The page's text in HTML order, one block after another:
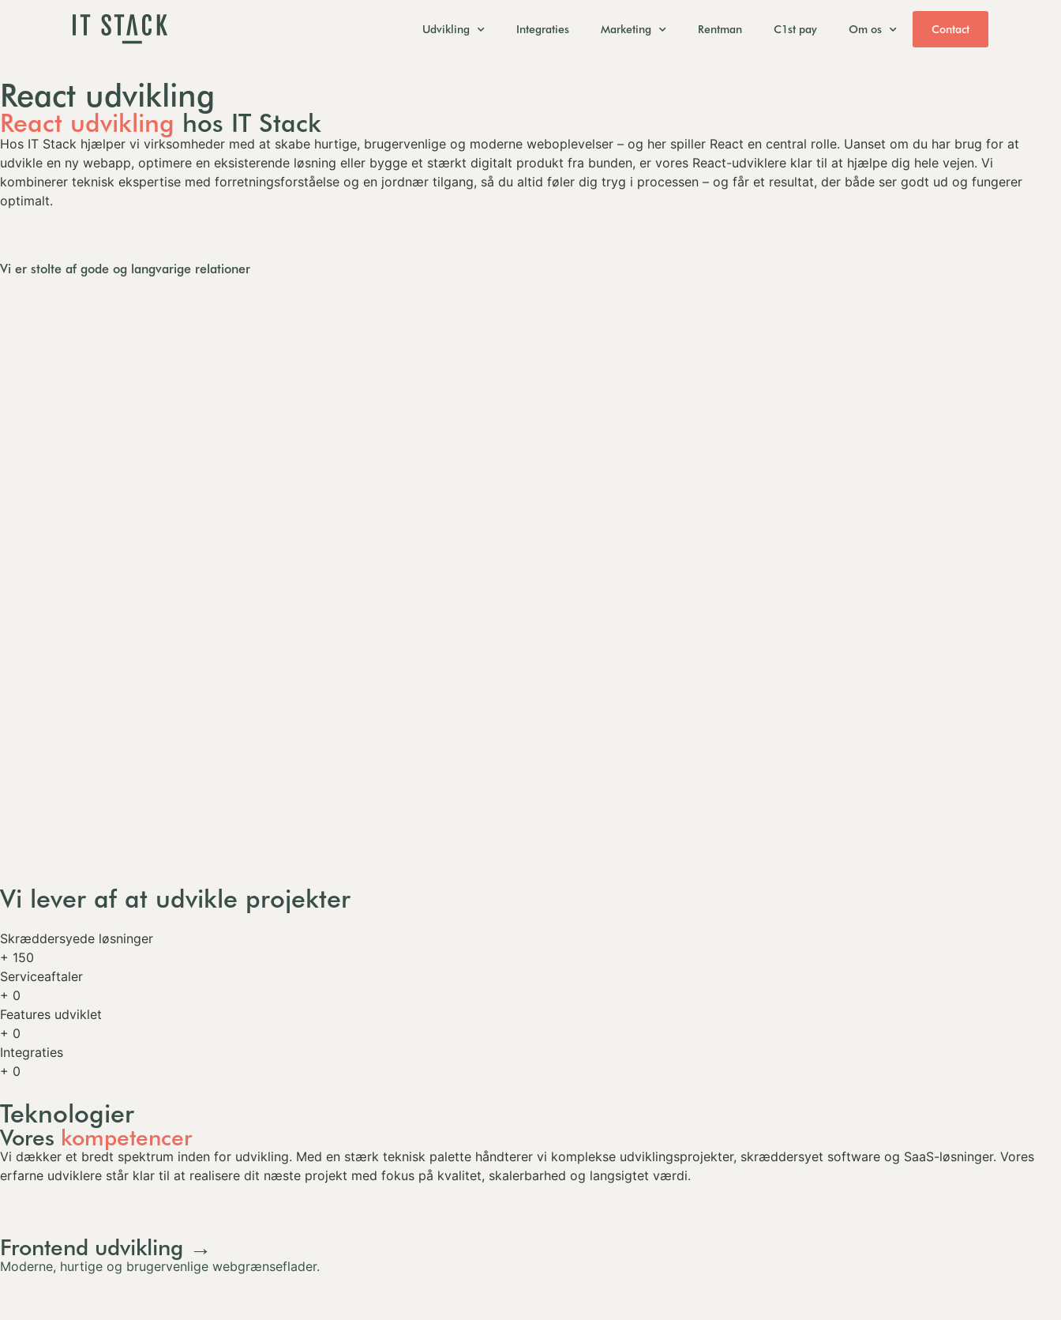
Udvikling Integraties Marketing Rentman C1st pay Om os Contact
React udvikling
React udvikling hos IT Stack
Hos IT Stack hjælper vi virksomheder med at skabe hurtige, brugervenlige og moderne weboplevelser – og her spiller React en central rolle. Uanset om du har brug for at
udvikle en ny webapp, optimere en eksisterende løsning eller bygge et stærkt digitalt produkt fra bunden, er vores React-udviklere klar til at hjælpe dig hele vejen. Vi
kombinerer teknisk ekspertise med forretningsforståelse og en jordnær tilgang, så du altid føler dig tryg i processen – og får et resultat, der både ser godt ud og fungerer
optimalt.
Vi er stolte af gode og langvarige relationer
Vi lever af at udvikle projekter
Skræddersyede løsninger
+ 150
Serviceaftaler
+ 0
Features udviklet
+ 0
Integraties
+ 0
Teknologier
Vores kompetencer
Vi dækker et bredt spektrum inden for udvikling. Med en stærk teknisk palette håndterer vi komplekse udviklingsprojekter, skræddersyet software og SaaS-løsninger. Vores
erfarne udviklere står klar til at realisere dit næste projekt med fokus på kvalitet, skalerbarhed og langsigtet værdi.
Frontend udvikling →
Moderne, hurtige og brugervenlige webgrænseflader.